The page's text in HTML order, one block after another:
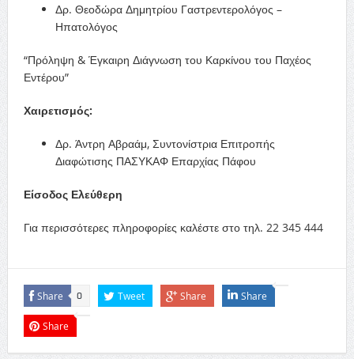
Δρ. Θεοδώρα Δημητρίου Γαστρεντερολόγος –
Ηπατολόγος
“Πρόληψη & Έγκαιρη Διάγνωση του Καρκίνου του Παχέος
Εντέρου”
Χαιρετισμός:
Δρ. Άντρη Αβραάμ, Συντονίστρια Επιτροπής
Διαφώτισης ΠΑΣΥΚΑΦ Επαρχίας Πάφου
Είσοδος Ελεύθερη
Για περισσότερες πληροφορίες καλέστε στο τηλ. 22 345 444
Share 0 Tweet Share Share
Share